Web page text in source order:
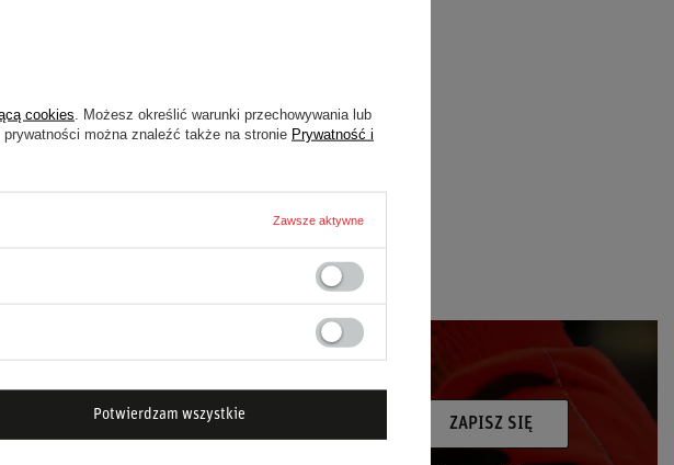
Podaj swój adres e-mail ZAPISZ SIĘ
cookies . Możesz określić warunki przechowywania lub
można znaleźć także na stronie Prywatność i
Zawsze aktywne
Potwierdzam wszystkie